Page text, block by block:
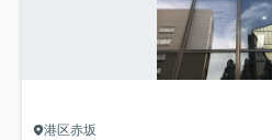
港区赤坂